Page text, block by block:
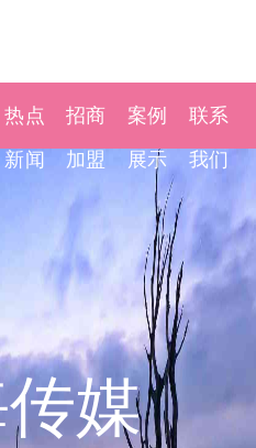
热点
新闻
招商
加盟
案例
展示
联系
我们
媒